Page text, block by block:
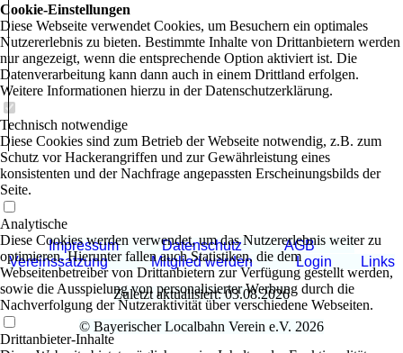
Impressum Datenschutz
AGB
Vereinssatzung
Mitglied werden Login Links
Zuletzt aktualisiert: 03.08.2026
© Bayerischer Localbahn Verein e.V. 2026
Cookie-Einstellungen
Diese Webseite verwendet Cookies, um Besuchern ein optimales
Nutzererlebnis zu bieten. Bestimmte Inhalte von Drittanbietern werden
nur angezeigt, wenn die entsprechende Option aktiviert ist. Die
Datenverarbeitung kann dann auch in einem Drittland erfolgen.
Weitere Informationen hierzu in der Datenschutzerklärung.
Technisch notwendige
Diese Cookies sind zum Betrieb der Webseite notwendig, z.B. zum
Schutz vor Hackerangriffen und zur Gewährleistung eines
konsistenten und der Nachfrage angepassten Erscheinungsbilds der
Seite.
Analytische
Diese Cookies werden verwendet, um das Nutzererlebnis weiter zu
optimieren. Hierunter fallen auch Statistiken, die dem
Webseitenbetreiber von Drittanbietern zur Verfügung gestellt werden,
sowie die Ausspielung von personalisierter Werbung durch die
Nachverfolgung der Nutzeraktivität über verschiedene Webseiten.
Drittanbieter-Inhalte